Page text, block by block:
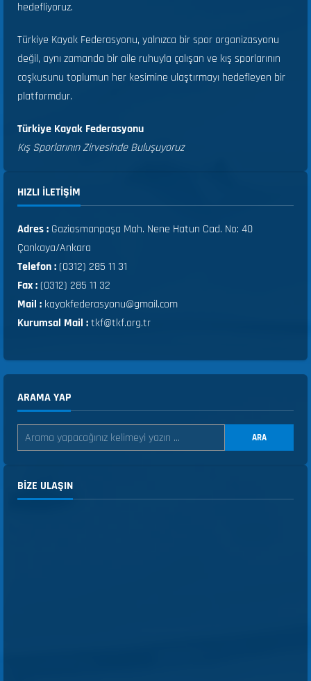
hedefliyoruz.
Türkiye Kayak Federasyonu, yalnızca bir spor organizasyonu
değil, aynı zamanda bir aile ruhuyla çalışan ve kış sporlarının
coşkusunu toplumun her kesimine ulaştırmayı hedefleyen bir
platformdur.
Türkiye Kayak Federasyonu
Kış Sporlarının Zirvesinde Buluşuyoruz
HIZLI ILETIŞIM
Adres : Gaziosmanpaşa Mah. Nene Hatun Cad. No: 40
Çankaya/Ankara
Telefon :(0312) 285 11 31
Fax :(0312) 285 11 32
Mail : kayakfederasyonu@gmail.com
Kurumsal Mail :tkf@tkf.org.tr
ARAMA YAP
ARA
BIZE ULAŞIN